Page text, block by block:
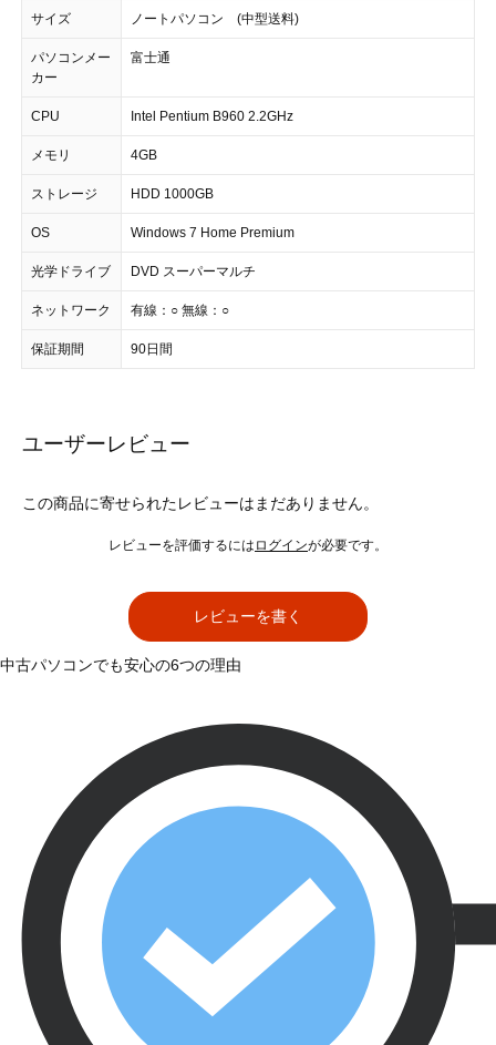
サイズ ノートパソコン (中型送料)
パソコンメー
カー
富士通
CPU Intel Pentium B960 2.2GHz
メモリ 4GB
ストレージ HDD 1000GB
OS Windows 7 Home Premium
光学ドライブ DVD スーパーマルチ
ネットワーク 有線：○ 無線：○
保証期間 90日間
ユーザーレビュー
この商品に寄せられたレビューはまだありません。
レビューを評価するには ログインが必要です。
レビューを書く
中古パソコンでも安心の6つの理由